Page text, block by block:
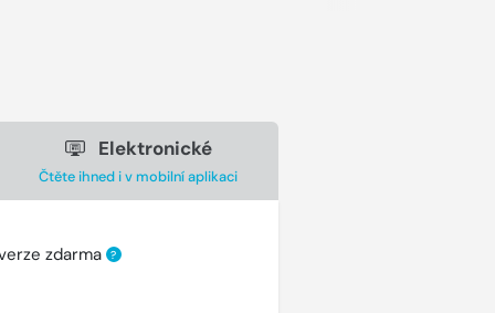
Elektronické
Čtěte ihned i v mobilní aplikaci
zdarma ?